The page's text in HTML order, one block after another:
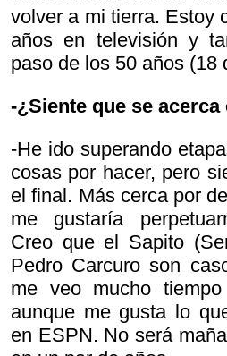
volver a mi tierra. Estoy
años en televisión y
paso de los 50 años (18
-¿Siente que se acerca
-He ido superando
cosas por hacer, pero
el final. Más cerca por
me gustaría
Creo que el Sapito
Pedro Carcuro son
me veo mucho
aunque me gusta lo
en ESPN. No será